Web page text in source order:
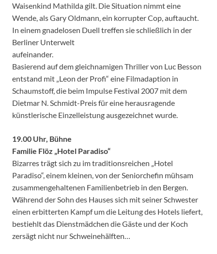
Waisenkind Mathilda gilt. Die Situation nimmt eine
Wende, als Gary Oldmann, ein korrupter Cop, auftaucht.
In einem gnadelosen Duell treffen sie schließlich in der
Berliner Unterwelt
aufeinander.
Basierend auf dem gleichnamigen Thriller von Luc Besson
entstand mit „Leon der Profi“ eine Filmadaption in
Schaumstoff, die beim Impulse Festival 2007 mit dem
Dietmar N. Schmidt-Preis für eine herausragende
künstlerische Einzelleistung ausgezeichnet wurde.
19.00 Uhr, Bühne
Familie Flöz „Hotel Paradiso“
Bizarres trägt sich zu im traditionsreichen „Hotel
Paradiso“, einem kleinen, von der Seniorchefin mühsam
zusammengehaltenen Familienbetrieb in den Bergen.
Während der Sohn des Hauses sich mit seiner Schwester
einen erbitterten Kampf um die Leitung des Hotels liefert,
bestiehlt das Dienstmädchen die Gäste und der Koch
zersägt nicht nur Schweinehälften…